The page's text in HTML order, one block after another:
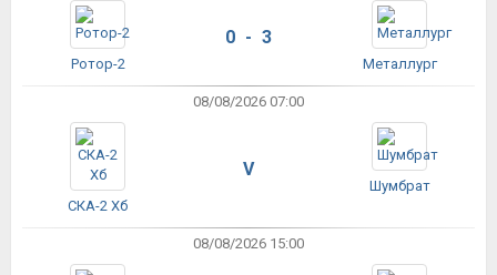
Ротор-2
0 - 3
Металлург
08/08/2026 07:00
СКА-2 Хб
V
Шумбрат
08/08/2026 15:00